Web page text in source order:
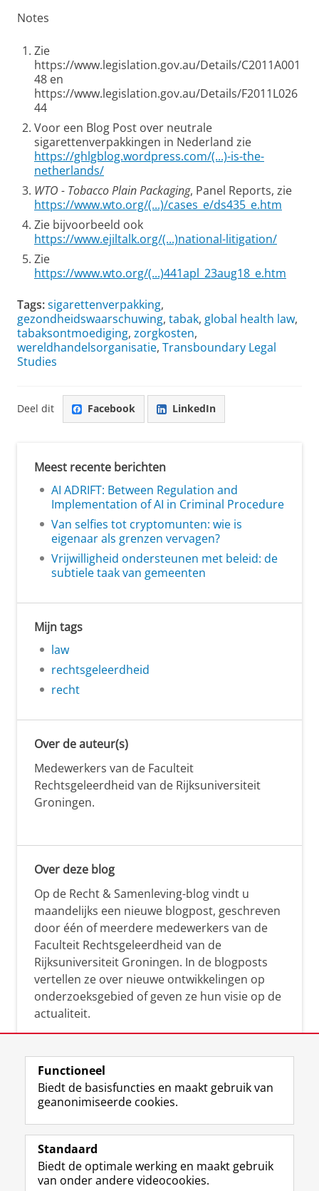
Notes
Zie
https://www.legislation.gov.au/Details/C2011A001
48 en
https://www.legislation.gov.au/Details/F2011L026
44
Voor een Blog Post over neutrale
sigarettenverpakkingen in Nederland zie
https://ghlgblog.wordpress.com/(...)-is-the-
netherlands/
WTO - Tobacco Plain Packaging, Panel Reports, zie
https://www.wto.org/(...)/cases_e/ds435_e.htm
Zie bijvoorbeeld ook
https://www.ejiltalk.org/(...)national-litigation/
Zie
https://www.wto.org/(...)441apl_23aug18_e.htm
Tags:sigarettenverpakking,
gezondheidswaarschuwing, tabak, global health law,
tabaksontmoediging, zorgkosten,
wereldhandelsorganisatie, Transboundary Legal
Studies
Deel dit Facebook LinkedIn
Meest recente berichten
AI ADRIFT: Between Regulation and
Implementation of AI in Criminal Procedure
Van selfies tot cryptomunten: wie is
eigenaar als grenzen vervagen?
Vrijwilligheid ondersteunen met beleid: de
subtiele taak van gemeenten
Mijn tags
law
rechtsgeleerdheid
recht
Over de auteur(s)
Medewerkers van de Faculteit
Rechtsgeleerdheid van de Rijksuniversiteit
Groningen.
Over deze blog
Op de Recht & Samenleving-blog vindt u
maandelijks een nieuwe blogpost, geschreven
door één of meerdere medewerkers van de
Faculteit Rechtsgeleerdheid van de
Rijksuniversiteit Groningen. In de blogposts
vertellen ze over nieuwe ontwikkelingen op
onderzoeksgebied of geven ze hun visie op de
actualiteit.
Volg de RUG
F
a
e
b
L
i
k
e
R
S
-
f
I
n
t
Y
o
T
Studiekiezers
Functioneel
Biedt de basisfuncties en maakt gebruik van
geanonimiseerde cookies.
Standaard
Biedt de optimale werking en maakt gebruik
van onder andere videocookies.